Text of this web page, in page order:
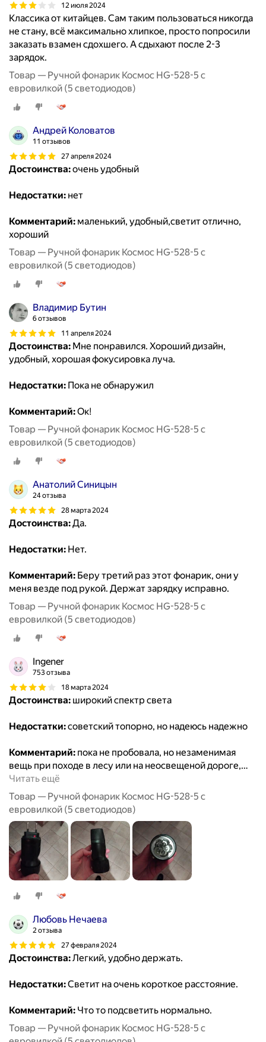
12 июля 2024
Классика от китайцев. Сам таким пользоваться никогда
не стану, всё максимально хлипкое, просто попросили
заказать взамен сдохшего. А сдыхают после 2-3
зарядок.
Товар — Ручной фонарик Космос HG-528-5 с
евровилкой (5 светодиодов)
Андрей Коловатов
11 отзывов
27 апреля 2024
Достоинства:очень удобный
Недостатки: нет
Комментарий: маленький, удобный,светит отлично,
хороший
Товар — Ручной фонарик Космос HG-528-5 с
евровилкой (5 светодиодов)
Владимир Бутин
6 отзывов
11 апреля 2024
Достоинства: Мне понравился. Хороший дизайн,
удобный, хорошая фокусировка луча.
Недостатки: Пока не обнаружил
Комментарий:Ок!
Товар — Ручной фонарик Космос HG-528-5 с
евровилкой (5 светодиодов)
Анатолий Синицын
24 отзыва
28 марта 2024
Достоинства:Да.
Недостатки: Нет.
Комментарий: Беру третий раз этот фонарик, они у
меня везде под рукой. Держат зарядку исправно.
Товар — Ручной фонарик Космос HG-528-5 с
евровилкой (5 светодиодов)
Ingener
753 отзыва
18 марта 2024
Достоинства: широкий спектр света
Недостатки:советский топорно, но надеюсь надежно
Комментарий: пока не пробовала, но незаменимая
вещь при походе в лесу или на неосвещеной дороге,…
Читать ещё
Товар — Ручной фонарик Космос HG-528-5 с
евровилкой (5 светодиодов)
Любовь Нечаева
2 отзыва
27 февраля 2024
Достоинства:Легкий, удобно держать.
Недостатки:Светит на очень короткое расстояние.
Комментарий: Что то подсветить нормально.
Товар — Ручной фонарик Космос HG-528-5 с